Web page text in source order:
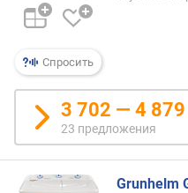
и
я
к
л
а
с
с
э
Спросить
3 702 — 4 879
23 предложения
Grunhelm